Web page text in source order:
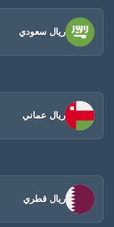
ريال سعودي
ريال عماني
ريال قطري